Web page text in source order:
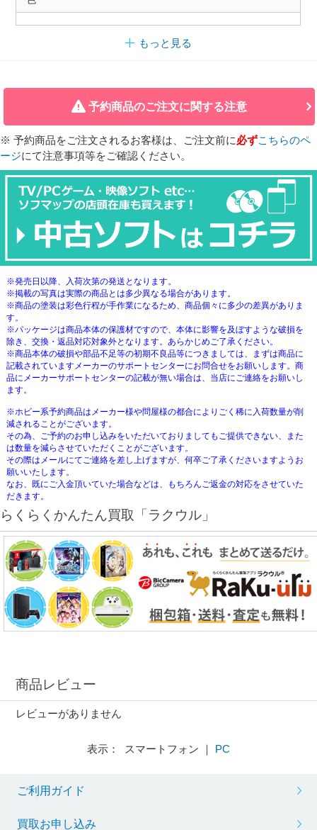
もっと見る
予約商品のご注文に関する注意
※ 予約商品をご注文されるお客様は、ご注文前に必ずこちらのペ
ージにて注意事項等をご確認ください。
※発売日以降、入荷次第の発送となります。
※掲載の写真は実際の商品とは多少異なる場合があります。
※商品の塗装は彩色行程が手作業になるため、商品個々に多少の差異がありま
す。
※パッケージは商品本体の保護材ですので、本体に影響を及ぼすような破損を
除き、交換・返品対応対象外となります。あらかじめご了承ください。
※商品本体の破損や部品不足等の初期不良品等につきましては、まずは商品に
記載されていますメーカーのサポートセンターにお問合せをお願いします。商
品にメーカーサポートセンターの記載が無い場合は、当店にご連絡をお願いし
ます。
※ホビー系予約商品はメーカー様や問屋様の都合によりごく稀に入荷数量が削
減されることがございます。
その為、ご予約のお申し込みをいただいておりましてもご提供できない、また
は数量を減らさせていただくことがございます。
その際はメールにてご連絡を差し上げますが、何卒ご了承くださいますようお
願いいたします。
なお、既にご入金頂いていた場合などは、もちろんご返金の対応をさせていた
だきます。
らくらくかんたん買取「ラクウル」
商品レビュー
レビューがありません
表示： スマートフォン ｜ PC
ご利用ガイド
買取お申し込み